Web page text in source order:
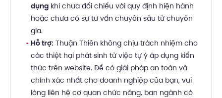
dụng khi chưa đối chiếu với quy định hiện hành
hoặc chưa có sự tư vấn chuyên sâu từ chuyên
gia.
Hỗ trợ: Thuận Thiên không chịu trách nhiệm cho
các thiệt hại phát sinh từ việc tự ý áp dụng kiến
thức trên website. Để có giải pháp an toàn và
chính xác nhất cho doanh nghiệp của bạn, vui
lòng liên hệ cơ quan chức năng, ban ngành có